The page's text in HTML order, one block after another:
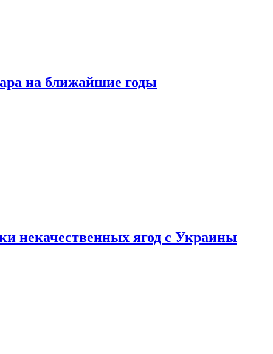
на ближайшие годы
некачественных ягод с Украины